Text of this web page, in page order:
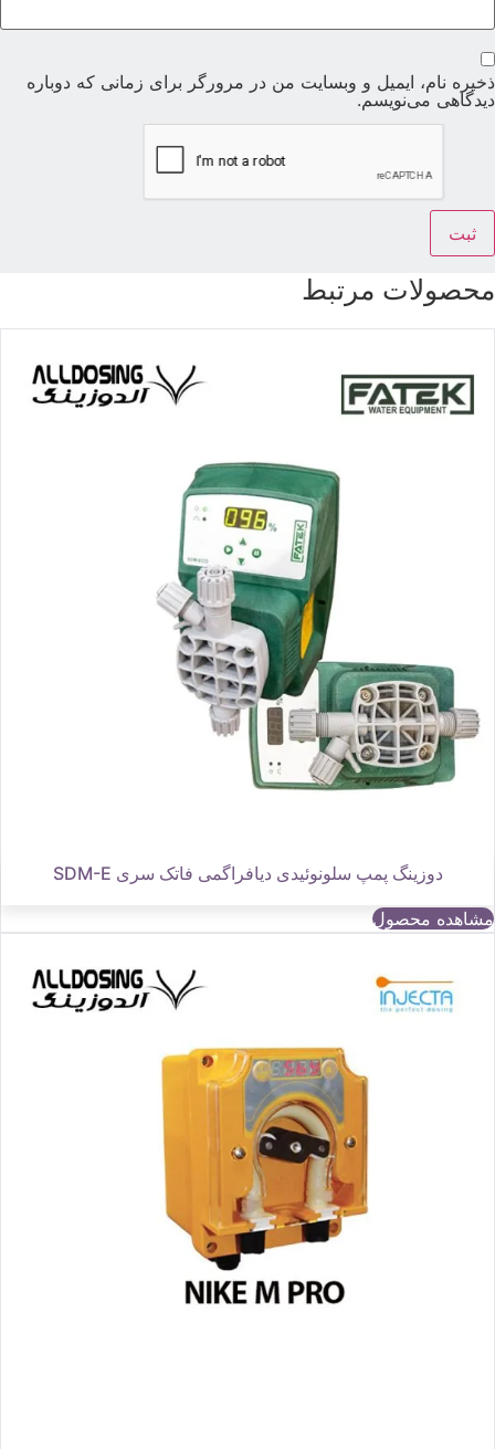
ذخیره نام، ایمیل و وبسایت من در مرورگر برای زمانی که دوباره
دیدگاهی می‌نویسم.
محصولات مرتبط
دوزینگ پمپ سلونوئیدی دیافراگمی فاتک سری SDM-E
مشاهده محصول